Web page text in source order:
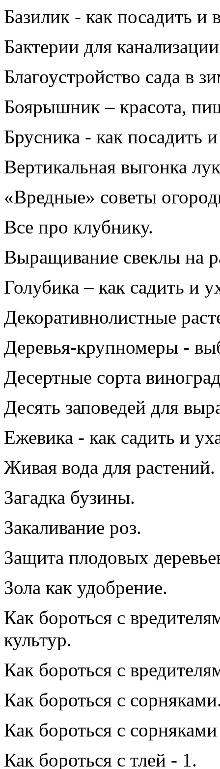
Базилик - как посадить и
Бактерии для
Благоустройство сада в
Боярышник – красота,
Брусника - как посадить
Вертикальная выгонка
«Вредные» советы
Все про клубнику.
Выращивание свеклы на
Голубика – как садить и
Декоративнолистные
Деревья-крупномеры -
Десертные сорта
Десять заповедей для
Ежевика - как садить и
Живая вода для растений.
Загадка бузины.
Закаливание роз.
Защита плодовых
Зола как удобрение.
Как бороться с
культур.
Как бороться с
Как бороться с
Как бороться с
Как бороться с тлей - 1.